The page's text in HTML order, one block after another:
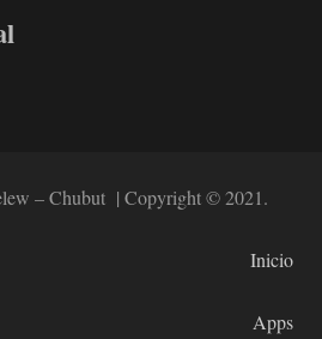
– Chubut | Copyright © 2021.
Inicio
Apps